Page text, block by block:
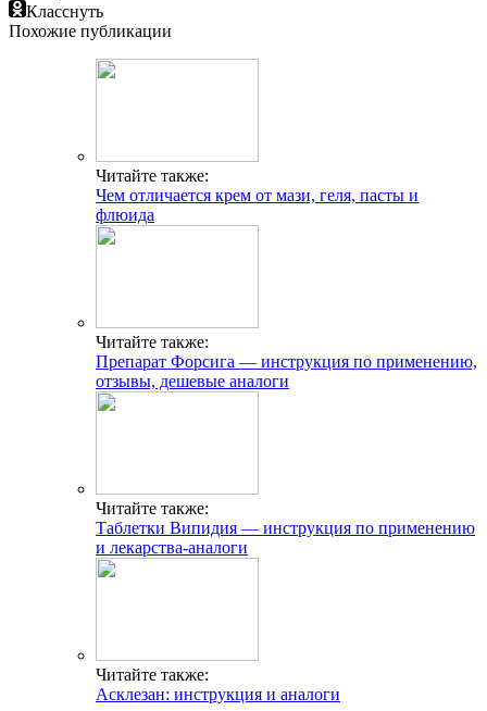
Класснуть
Похожие публикации
Читайте также:
Чем отличается крем от мази, геля, пасты и
флюида
Читайте также:
Препарат Форсига — инструкция по применению,
отзывы, дешевые аналоги
Читайте также:
Таблетки Випидия — инструкция по применению
и лекарства-аналоги
Читайте также:
Асклезан: инструкция и аналоги